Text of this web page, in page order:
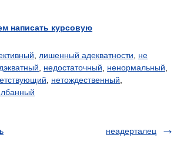
написать курсовую
лишенный адекватности
не
недостаточный ненормальный
нетождественный
неадерталец